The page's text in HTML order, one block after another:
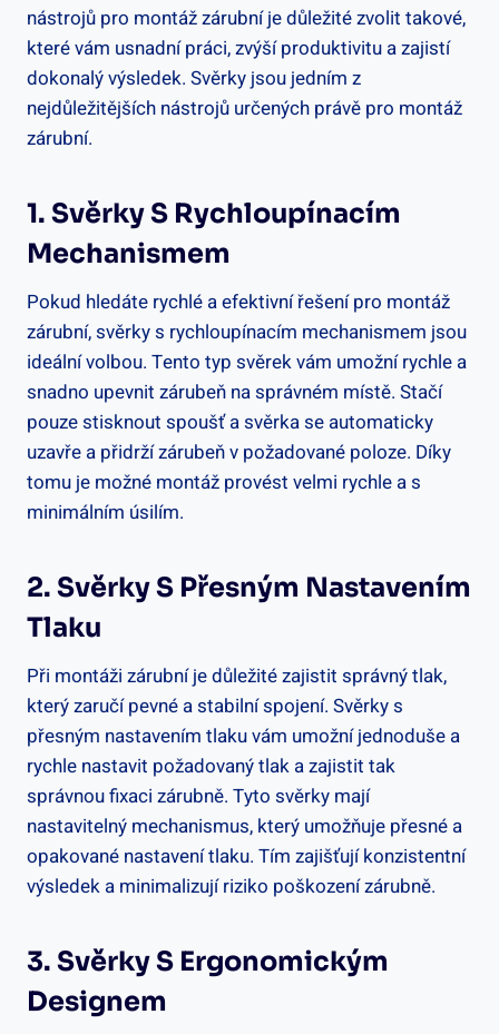
nástrojů pro montáž zárubní je důležité zvolit takové,
které vám usnadní práci, zvýší produktivitu a zajistí
dokonalý výsledek. Svěrky jsou jedním z
nejdůležitějších nástrojů určených právě pro montáž
zárubní.
1. Svěrky S Rychloupínacím
Mechanismem
Pokud hledáte rychlé a efektivní řešení pro montáž
zárubní, svěrky s rychloupínacím mechanismem jsou
ideální volbou. Tento typ svěrek vám umožní rychle a
snadno upevnit zárubeň na správném místě. Stačí
pouze stisknout spoušť a svěrka se automaticky
uzavře a přidrží zárubeň v požadované poloze. Díky
tomu je možné montáž provést velmi rychle a s
minimálním úsilím.
2. Svěrky S Přesným Nastavením
Tlaku
Při montáži zárubní je důležité zajistit správný tlak,
který zaručí pevné a stabilní spojení. Svěrky s
přesným nastavením tlaku vám umožní jednoduše a
rychle nastavit požadovaný tlak a zajistit tak
správnou fixaci zárubně. Tyto svěrky mají
nastavitelný mechanismus, který umožňuje přesné a
opakované nastavení tlaku. Tím zajišťují konzistentní
výsledek a minimalizují riziko poškození zárubně.
3. Svěrky S Ergonomickým
Designem